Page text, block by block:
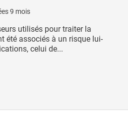
9 mois
utilisés pour traiter la
été associés à un risque lui-
celui de...